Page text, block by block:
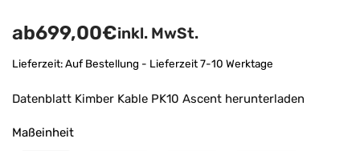
ab699,00€inkl. MwSt.
Lieferzeit:Auf Bestellung - Lieferzeit 7-10 Werktage
Datenblatt Kimber Kable PK10 Ascent herunterladen
Maßeinheit